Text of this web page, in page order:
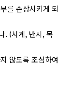
를 손상시키게 되
. (시계, 반지, 목
않도록 조심하여